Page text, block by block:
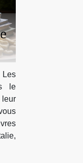
Les
le